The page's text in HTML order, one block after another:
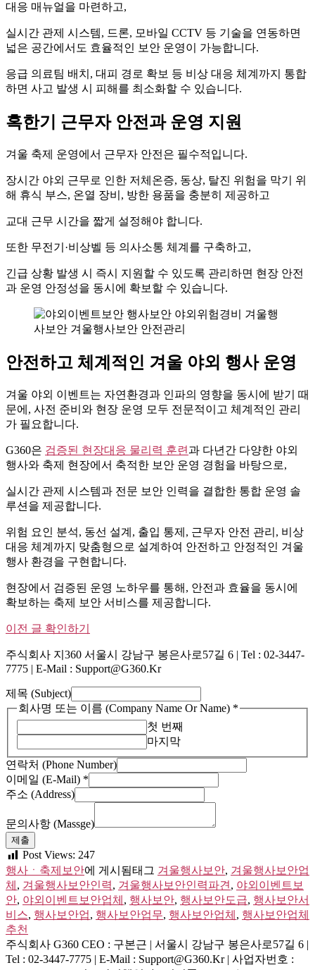
대응 매뉴얼을 마련하고,
실시간 관제 시스템, 드론, 모바일 CCTV 등 기술을 연동하면
넓은 공간에서도 효율적인 보안 운영이 가능합니다.
응급 의료팀 배치, 대피 경로 확보 등 비상 대응 체계까지 통합
하면 사고 발생 시 피해를 최소화할 수 있습니다.
혹한기 근무자 안전과 운영 지원
겨울 축제 운영에서 근무자 안전은 필수적입니다.
장시간 야외 근무로 인한 저체온증, 동상, 탈진 위험을 막기 위
해 휴식 부스, 온열 장비, 방한 용품을 충분히 제공하고
교대 근무 시간을 짧게 설정해야 합니다.
또한 무전기·비상벨 등 의사소통 체계를 구축하고,
긴급 상황 발생 시 즉시 지원할 수 있도록 관리하면 현장 안전
과 운영 안정성을 동시에 확보할 수 있습니다.
안전하고 체계적인 겨울 야외 행사 운영
겨울 야외 이벤트는 자연환경과 인파의 영향을 동시에 받기 때
문에, 사전 준비와 현장 운영 모두 전문적이고 체계적인 관리
가 필요합니다.
G360은 검증된 현장대응 물리력 훈련과 다년간 다양한 야외
행사와 축제 현장에서 축적한 보안 운영 경험을 바탕으로,
실시간 관제 시스템과 전문 보안 인력을 결합한 통합 운영 솔
루션을 제공합니다.
위험 요인 분석, 동선 설계, 출입 통제, 근무자 안전 관리, 비상
대응 체계까지 맞춤형으로 설계하여 안전하고 안정적인 겨울
행사 환경을 구현합니다.
현장에서 검증된 운영 노하우를 통해, 안전과 효율을 동시에
확보하는 축제 보안 서비스를 제공합니다.
이전 글 확인하기
주식회사 지360 서울시 강남구 봉은사로57길 6 | Tel : 02-3447-
7775 | E-Mail : Support@g360.kr
제목 (Subject)
회사명 또는 이름 (Company Name Or Name) *
첫 번째
마지막
연락처 (Phone Number)
(Company
(E-
(Massge)
이메일 (E-Mail) *
주소 (Address)
문의사항 (Massge)
제출
Post Views: 247
행사ㆍ축제보안에 게시됨태그 겨울행사보안, 겨울행사보안업
체 , 겨울행사보안인력, 겨울행사보안인력파견 , 야외이벤트보
안, 야외이벤트보안업체 , 행사보안, 행사보안도급, 행사보안서
비스, 행사보안업, 행사보안업무, 행사보안업체 , 행사보안업체
추천
주식회사 G360 CEO : 구본근 | 서울시 강남구 봉은사로57길 6 |
Tel : 02-3447-7775 | E-Mail : Support@g360.kr | 사업자번호 :